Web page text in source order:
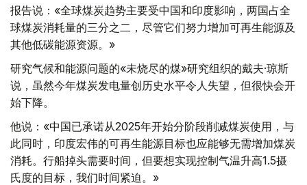
报告说：«全球煤炭趋势主要受中国和印度影响，两国占全
球煤炭消耗量的三分之二，尽管它们努力增加可再生能源及
其他低碳能源资源。»
研究气候和能源问题的«未烧尽的煤»研究组织的戴夫·琼斯
说，虽然今年煤炭发电量创历史水平令人失望，但很快会开
始下降。
他说：«中国已承诺从2025年开始分阶段削减煤炭使用，与
此同时，印度宏伟的可再生能源目标也应能够无需增加煤炭
消耗。行船掉头需要时间，但要想实现控制气温升高1.5摄
氏度的目标，我们时间紧迫。»